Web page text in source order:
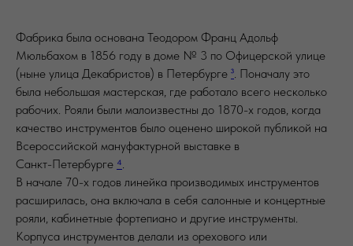
Фабрика была основана Теодором Франц Адольф
Мюльбахом в 1856 году в доме № 3 по Офицерской улице
(ныне улица Декабристов) в Петербурге ³. Поначалу это
была небольшая мастерская, где работало всего несколько
рабочих. Рояли были малоизвестны до 1870-х годов, когда
качество инструментов было оценено широкой публикой на
Всероссийской мануфактурной выставке в
Санкт-Петербурге ⁴.
В начале 70-х годов линейка производимых инструментов
расширилась, она включала в себя салонные и концертные
рояли, кабинетные фортепиано и другие инструменты.
Корпуса инструментов делали из орехового или